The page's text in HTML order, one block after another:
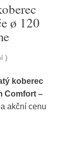
ø 120
)
koberec
Comfort –
akční cenu